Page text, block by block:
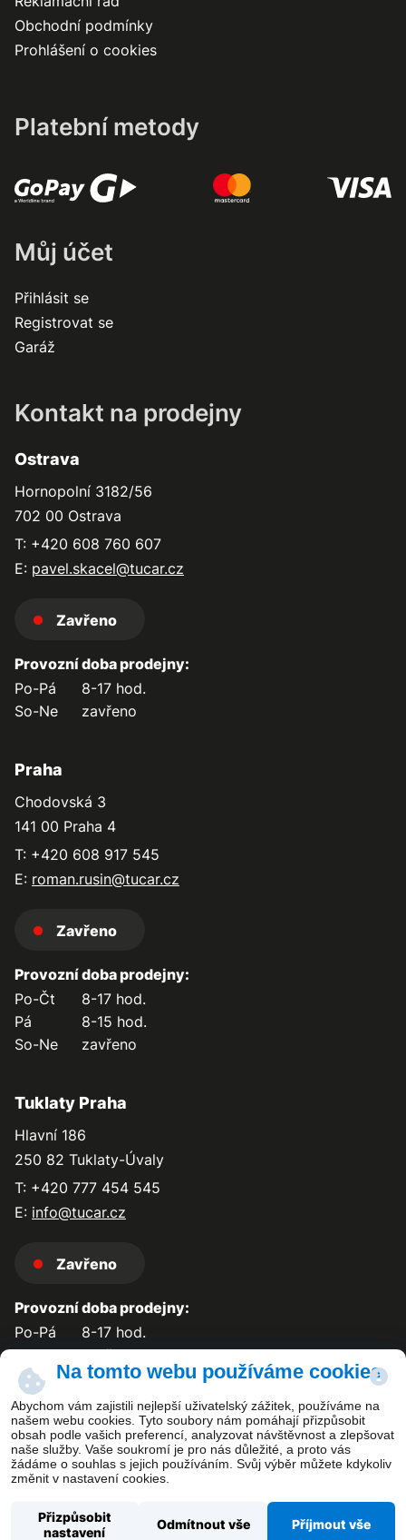
Na tomto webu používáme cookies
Abychom vám zajistili nejlepší uživatelský zážitek, používáme na
našem webu cookies. Tyto soubory nám pomáhají přizpůsobit
obsah podle vašich preferencí, analyzovat návštěvnost a zlepšovat
naše služby. Vaše soukromí je pro nás důležité, a proto vás
žádáme o souhlas s jejich používáním. Svůj výběr můžete kdykoliv
změnit v nastavení cookies.
Přizpůsobit
nastavení
Odmítnout vše Příjmout vše
Obchodní podmínky
Prohlášení o cookies
Platební metody
Můj účet
Přihlásit se
Registrovat se
Garáž
Kontakt na prodejny
Ostrava
Hornopolní 3182/56
702 00 Ostrava
T: +420 608 760 607
E: pavel.skacel@tucar.cz
Zavřeno
Provozní doba prodejny:
Po-Pá
8-17 hod.
So-Ne
zavřeno
Praha
Chodovská 3
141 00 Praha 4
T: +420 608 917 545
E: roman.rusin@tucar.cz
Zavřeno
Provozní doba prodejny:
Po-Čt
8-17 hod.
Pá
8-15 hod.
So-Ne
zavřeno
Tuklaty Praha
Hlavní 186
250 82 Tuklaty-Úvaly
T: +420 777 454 545
E: info@tucar.cz
Zavřeno
Provozní doba prodejny:
Po-Pá
8-17 hod.
So-Ne
zavřeno
Kontakt